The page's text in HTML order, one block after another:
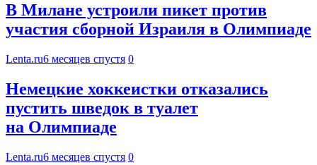
В Милане устроили пикет против
участия сборной Израиля в Олимпиаде
Lenta.ru6 месяцев спустя 0
Немецкие хоккеистки отказались
пустить шведок в туалет
на Олимпиаде
Lenta.ru6 месяцев спустя 0